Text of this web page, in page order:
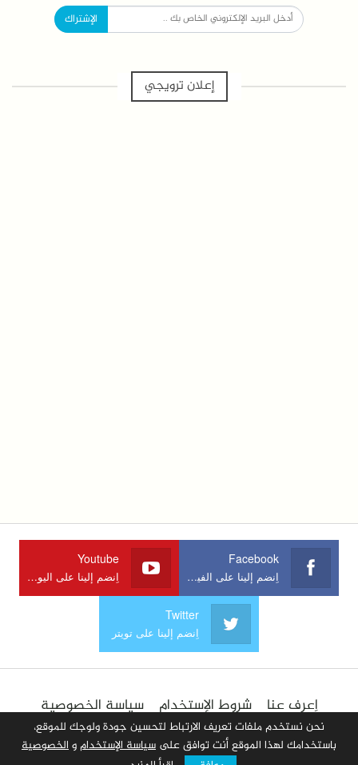
الإشتراك
إعلان ترويجي
Facebook
اِنضم إلينا على الفيسبوك
Youtube
اِنضم إلينا على اليوتوب
Twitter
اِنضم إلينا على تويتر
اِعرف عنا شروط الإستخدام
سياسة الخصوصية
الإعلان في الموقع
اِتصل بنا أضف مقالا
نحن نستخدم ملفات تعريف الارتباط لتحسين جودة ولوجك للموقع،
باستخدامك لهذا الموقع أنت توافق على سياسة الإستخداموالخصوصية